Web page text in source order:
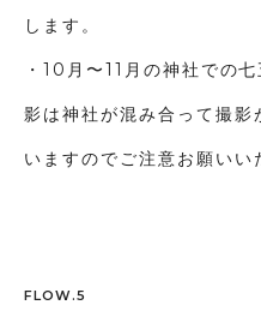
します。
・10月〜11月の神社での
影は神社が混み合って撮影
いますのでご注意お願いい
FLOW.5